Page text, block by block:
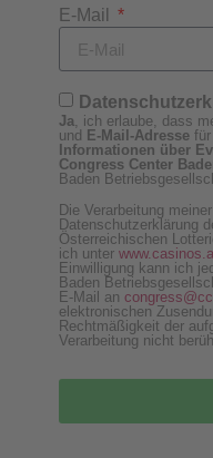
E-Mail
Ja, ich erlaube, dass
und E-Mail-Adressefür
Informationen über
Congress Center
Baden
Die Verarbeitung
Datenschutzerklärung
Österreichischen
ich unter
Einwilligung kann ich
Baden
E-Mail an
elektronischen
Rechtmäßigkeit der
Verarbeitung nicht